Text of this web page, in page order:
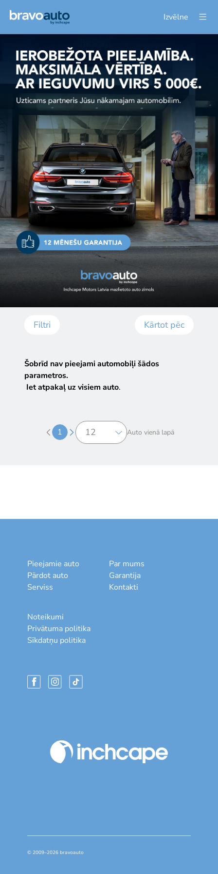
Izvēlne
Filtri Kārtot pēc
Šobrīd nav pieejami automobiļi šādos
parametros.
Iet atpakaļ uz visiem auto.
1 Auto vienā lapā
Pieejamie auto
Pārdot auto
Serviss
Par mums
Garantija
Kontakti
Noteikumi
Privātuma politika
Sīkdatņu politika
© 2009–2026 bravoauto